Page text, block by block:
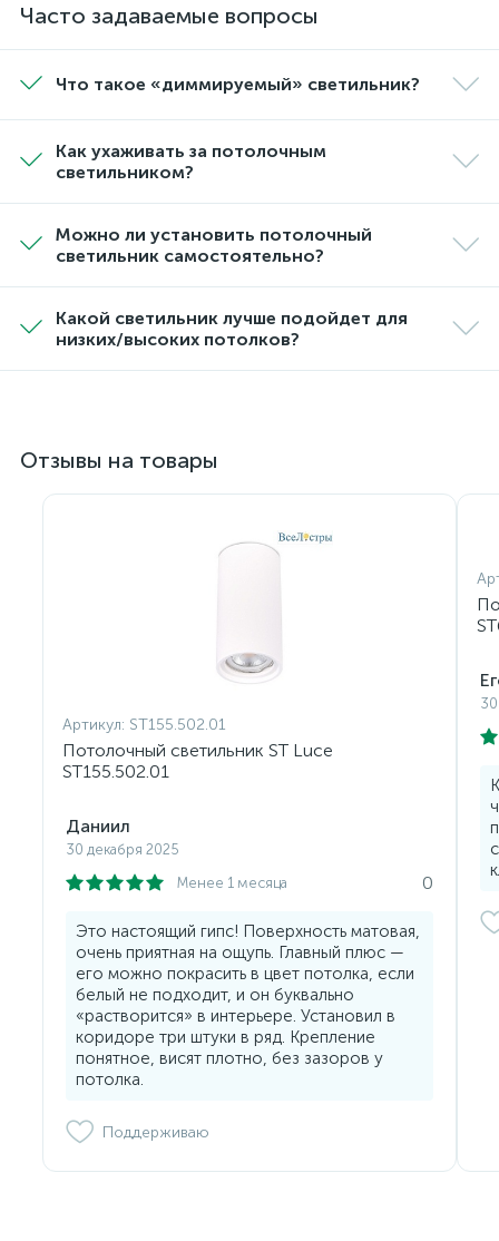
Часто задаваемые вопросы
Что такое «диммируемый» светильник?
Как ухаживать за потолочным
светильником?
Можно ли установить потолочный
светильник самостоятельно?
Какой светильник лучше подойдет для
низких/высоких потолков?
Отзывы на товары
Артикул: ST155.502.01
Потолочный светильник ST Luce
ST155.502.01
Даниил
30 декабря 2025
Менее 1 месяца
0
Это настоящий гипс! Поверхность матовая,
очень приятная на ощупь. Главный плюс —
его можно покрасить в цвет потолка, если
белый не подходит, и он буквально
«растворится» в интерьере. Установил в
коридоре три штуки в ряд. Крепление
понятное, висят плотно, без зазоров у
потолка.
Поддерживаю